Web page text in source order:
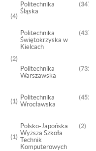
4
2
1
1
Politechnika
Śląska
3477
Politechnika
Świętokrzyska w
Kielcach
437
Politechnika
Warszawska
7325
Politechnika
Wrocławska
4528
Polsko-Japońska
Wyższa Szkoła
Technik
Komputerowych
2